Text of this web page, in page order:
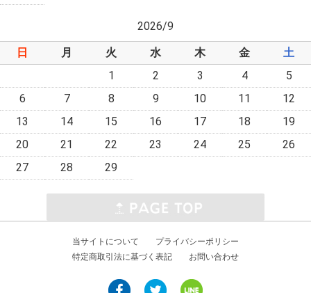
2026/9
日
月 火 水 木 金
土
1
2 3 4
5
6
7 8 9 10 11
12
13
14 15 16 17 18
19
20
21 22 23 24 25
26
27
28 29
当サイトについて
プライバシーポリシー
特定商取引法に基づく表記
お問い合わせ